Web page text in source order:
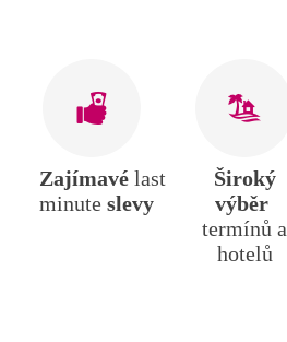
Zajímavé last
minute slevy
Široký
výběr
termínů a
hotelů